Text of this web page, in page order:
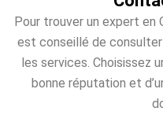
Pour trouver un expert
est conseillé de
les services. Choisissez
bonne réputation et